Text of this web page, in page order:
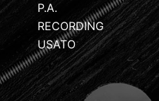
P.A.
RECORDING
USATO